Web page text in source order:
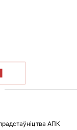
АПК